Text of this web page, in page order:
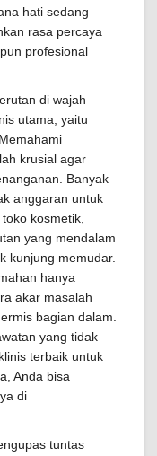
hati sedang
rasa percaya
profesional
di wajah
utama, yaitu
krusial agar
Banyak
anggaran untuk
kosmetik,
yang mendalam
kunjung memudar.
hanya
akar masalah
bagian dalam.
yang tidak
terbaik untuk
Anda bisa
di
tuntas